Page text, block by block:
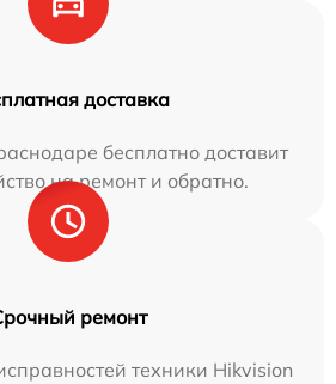
доставка
бесплатно доставит
на ремонт и обратно.
ремонт
техники Hikvision